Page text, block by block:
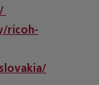
ricoh-